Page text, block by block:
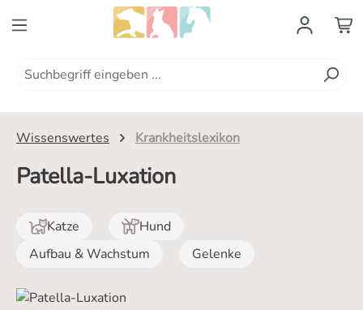
Zum Hauptinhalt springen
Wissenswertes Krankheitslexikon
Patella-Luxation
Katze
Hund
Aufbau & Wachstum
Gelenke